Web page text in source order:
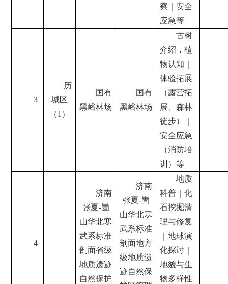
察｜安全
应急等
3
历
城区
（1）
国有
黑峪林场
国有
黑峪林场
古树
介绍，植
物认知｜
体验拓展
（露营拓
展、森林
徒步）｜
安全应急
（消防培
训）等
4
济南
张夏-崮
山华北寒
武系标准
剖面省级
地质遗迹
自然保护
济南
张夏-崮
山华北寒
武系标准
剖面地方
级地质遗
迹自然保
地质
科普｜化
石挖掘清
理与修复
｜地球演
化探讨｜
地貌与生
物多样性